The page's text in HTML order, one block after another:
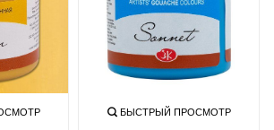
БЫСТРЫЙ ПРОСМОТР